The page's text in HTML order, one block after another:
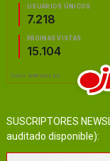
SUSCRIPTORES
auditado disponible):